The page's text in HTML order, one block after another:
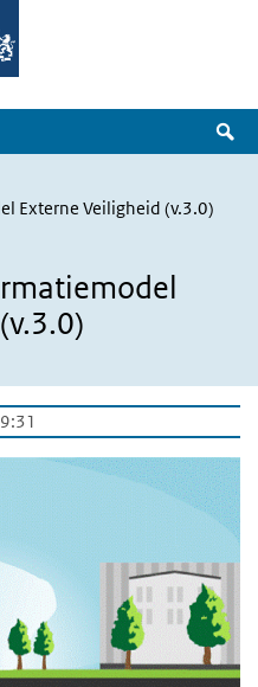
Externe Veiligheid (v.3.0)